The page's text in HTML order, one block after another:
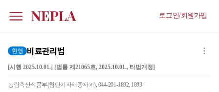
로그인/회원가입
현행 비료관리법
[시행 2025.10.01.] [법률 제21065호, 2025.10.01., 타법개정]
농림축산식품부(첨단기자재종자과), 044-201-1892, 1893